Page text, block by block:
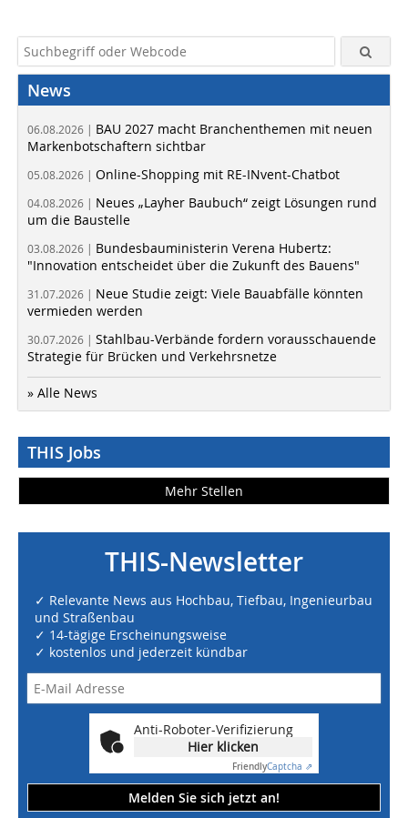
News
06.08.2026 | BAU 2027 macht Branchenthemen mit neuen
Markenbotschaftern sichtbar
05.08.2026 | Online-Shopping mit RE-INvent-Chatbot
04.08.2026 | Neues „Layher Baubuch“ zeigt Lösungen rund
um die Baustelle
03.08.2026 | Bundesbauministerin Verena Hubertz:
"Innovation entscheidet über die Zukunft des Bauens"
31.07.2026 | Neue Studie zeigt: Viele Bauabfälle könnten
vermieden werden
30.07.2026 | Stahlbau-Verbände fordern vorausschauende
Strategie für Brücken und Verkehrsnetze
» Alle News
THIS Jobs
Mehr Stellen
THIS-Newsletter
✓ Relevante News aus Hochbau, Tiefbau, Ingenieurbau
und Straßenbau
✓ 14-tägige Erscheinungsweise
✓ kostenlos und jederzeit kündbar
Anti-Roboter-Verifizierung
Hier klicken
FriendlyCaptcha ⇗
Melden Sie sich jetzt an!